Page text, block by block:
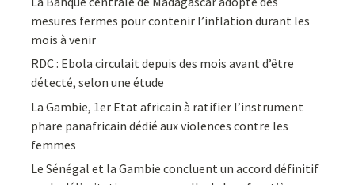
mesures fermes pour contenir l’inflation durant les
mois à venir
RDC : Ebola circulait depuis des mois avant d’être
détecté, selon une étude
La Gambie, 1er Etat africain à ratifier l’instrument
phare panafricain dédié aux violences contre les
femmes
Le Sénégal et la Gambie concluent un accord définitif